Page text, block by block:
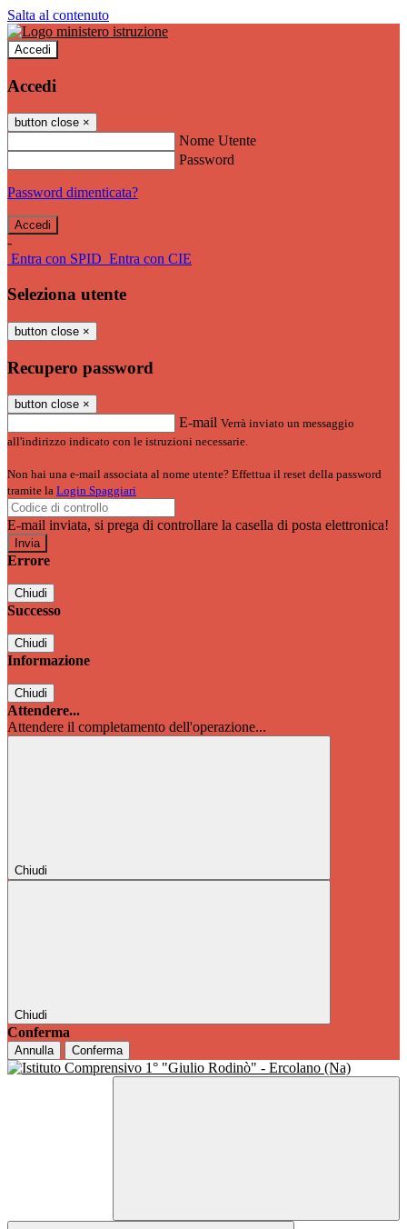
Salta al contenuto
Accedi
Accedi
button close ×
Nome Utente
Password
Password dimenticata?
-
Entra con SPID Entra con CIE
Seleziona utente
button close ×
Recupero password
button close ×
E-mail Verrà inviato un messaggio
all'indirizzo indicato con le istruzioni necessarie.
Non hai una e-mail associata al nome utente? Effettua il reset della password
tramite la Login Spaggiari
E-mail inviata, si prega di controllare la casella di posta elettronica!
Errore
Chiudi
Successo
Chiudi
Informazione
Chiudi
Attendere...
Attendere il completamento dell'operazione...
Chiudi
Chiudi
Conferma
Annulla Conferma